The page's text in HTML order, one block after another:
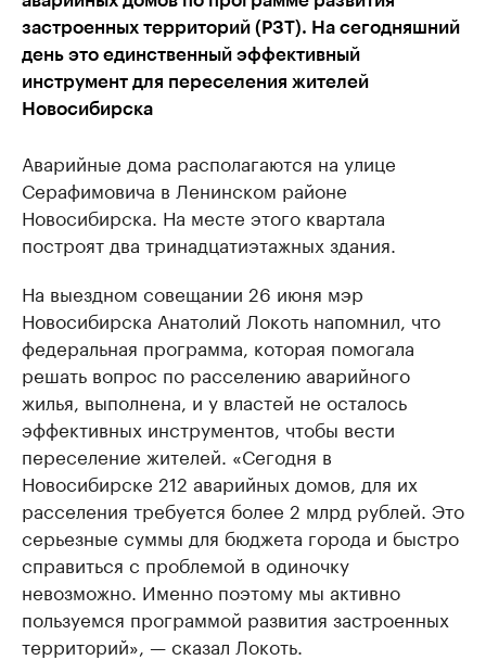
застроенных территорий (РЗТ). На сегодняшний
день это единственный эффективный
инструмент для переселения жителей
Новосибирска
Аварийные дома располагаются на улице
Серафимовича в Ленинском районе
Новосибирска. На месте этого квартала
построят два тринадцатиэтажных здания.
На выездном совещании 26 июня мэр
Новосибирска Анатолий Локоть напомнил, что
федеральная программа, которая помогала
решать вопрос по расселению аварийного
жилья, выполнена, и у властей не осталось
эффективных инструментов, чтобы вести
переселение жителей. «Сегодня в
Новосибирске 212 аварийных домов, для их
расселения требуется более 2 млрд рублей. Это
серьезные суммы для бюджета города и быстро
справиться с проблемой в одиночку
невозможно. Именно поэтому мы активно
пользуемся программой развития застроенных
территорий», — сказал Локоть.